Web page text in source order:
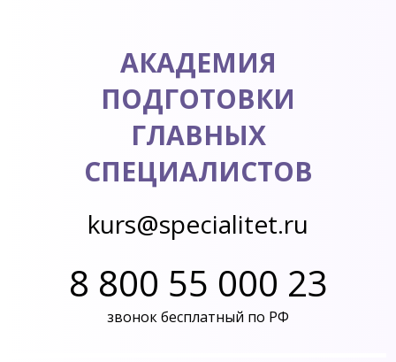
АКАДЕМИЯ
ПОДГОТОВКИ
ГЛАВНЫХ
СПЕЦИАЛИСТОВ
kurs@specialitet.ru
8 800 55 000 23
звонок бесплатный по РФ